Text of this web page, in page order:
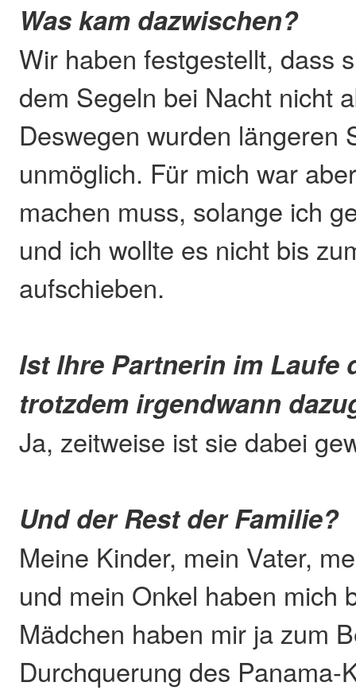
Was kam dazwischen?
Wir haben festgestellt, dass
dem Segeln bei Nacht nicht
Deswegen wurden längeren
unmöglich. Für mich war
machen muss, solange ich
und ich wollte es nicht bis
aufschieben.
Ist Ihre Partnerin im Laufe
trotzdem irgendwann
Ja, zeitweise ist sie dabei
Und der Rest der Familie?
Meine Kinder, mein Vater,
und mein Onkel haben mich
Mädchen haben mir ja zum
Durchquerung des Panama-